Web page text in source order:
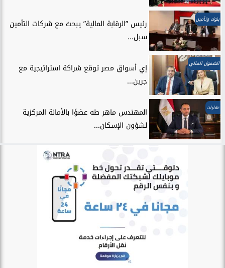
بنوك وتأمين
رئيس ”الرقابة المالية” يبحث مع شركات التأمين
سبل...
الشمول المالي
إي أسواق مصر توقع شراكة استراتيجية مع
جرين...
عقارات
المهندس ماهر طه عضوًا بالأمانة المركزية
لشؤون الإسكان...